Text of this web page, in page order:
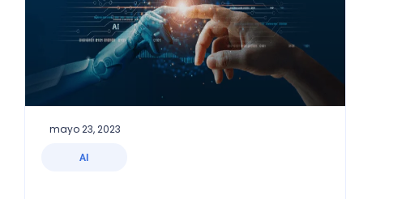
AI
mayo 23, 2023